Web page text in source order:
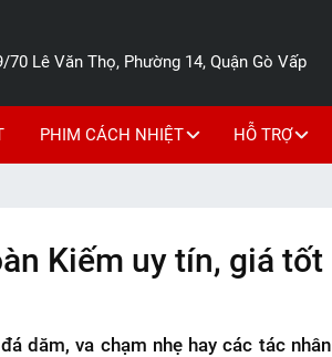
70 Lê Văn Thọ, Phường 14, Quận Gò Vấp
PHIM CÁCH NHIỆT HỖ TRỢ
Kiếm uy tín, giá tốt
dăm, va chạm nhẹ hay các tác nhân